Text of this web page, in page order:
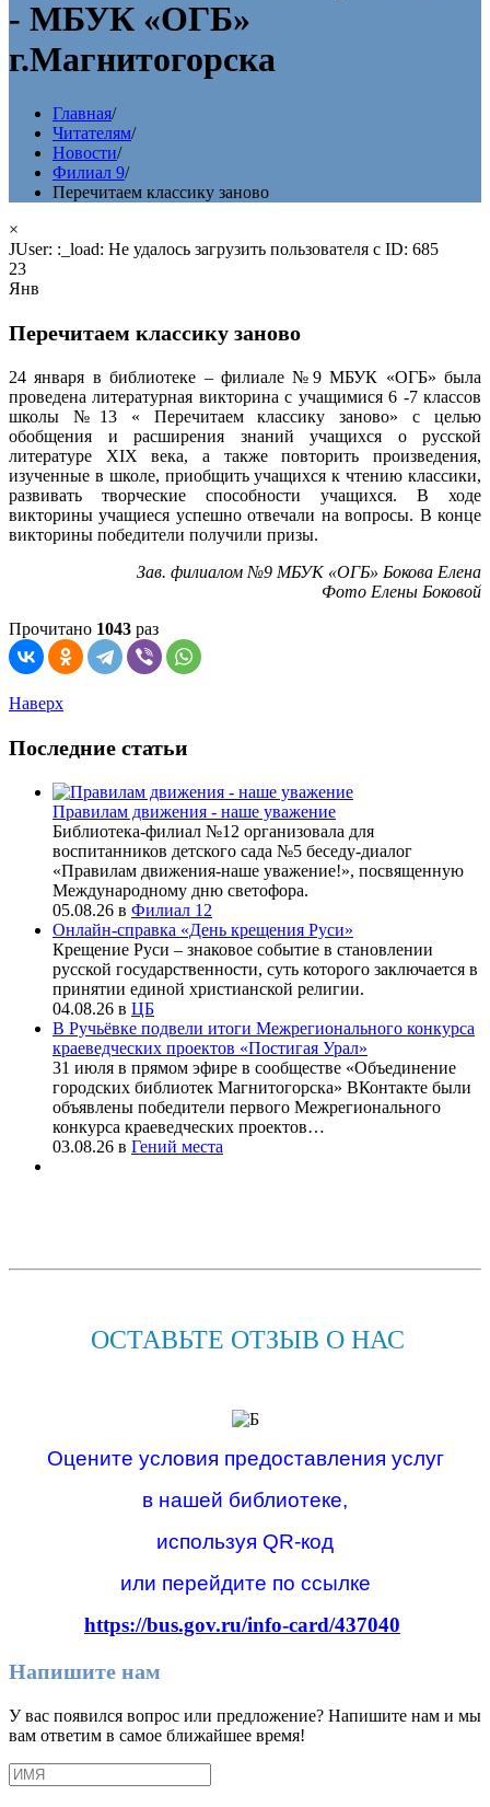
- МБУК «ОГБ»
г.Магнитогорска
Главная/
Читателям/
Новости/
Филиал 9/
Перечитаем классику заново
×
JUser: :_load: Не удалось загрузить пользователя с ID: 685
23
Янв
Перечитаем классику заново
24 января в библиотеке – филиале №9 МБУК «ОГБ» была
проведена литературная викторина с учащимися 6 -7 классов
школы №13 « Перечитаем классику заново» с целью
обобщения и расширения знаний учащихся о русской
литературе XIX века, а также повторить произведения,
изученные в школе, приобщить учащихся к чтению классики,
развивать творческие способности учащихся. В ходе
викторины учащиеся успешно отвечали на вопросы. В конце
викторины победители получили призы.
Зав. филиалом №9 МБУК «ОГБ» Бокова Елена
Фото Елены Боковой
Прочитано 1043 раз
Наверх
Последние статьи
Правилам движения - наше уважение
Библиотека-филиал №12 организовала для
воспитанников детского сада №5 беседу-диалог
«Правилам движения-наше уважение!», посвященную
Международному дню светофора.
05.08.26 в Филиал 12
Онлайн-справка «День крещения Руси»
Крещение Руси – знаковое событие в становлении
русской государственности, суть которого заключается в
принятии единой христианской религии.
04.08.26 в ЦБ
В Ручьёвке подвели итоги Межрегионального конкурса
краеведческих проектов «Постигая Урал»
31 июля в прямом эфире в сообществе «Объединение
городских библиотек Магнитогорска» ВКонтакте были
объявлены победители первого Межрегионального
конкурса краеведческих проектов…
03.08.26 в Гений места
ОСТАВЬТЕ ОТЗЫВ О НАС
Оцените условия предоставления услуг
в нашей библиотеке,
используя QR-код
или перейдите по ссылке
https://bus.gov.ru/info-card/437040
Напишите нам
У вас появился вопрос или предложение? Напишите нам и мы
вам ответим в самое ближайшее время!